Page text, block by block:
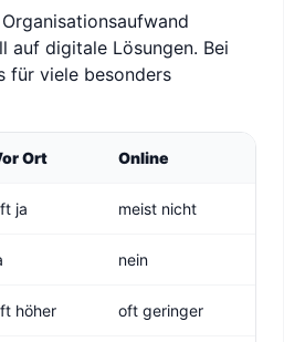
auf digitale Lösungen. Bei
für viele besonders
Ort Online
ja meist nicht
nein
höher oft geringer